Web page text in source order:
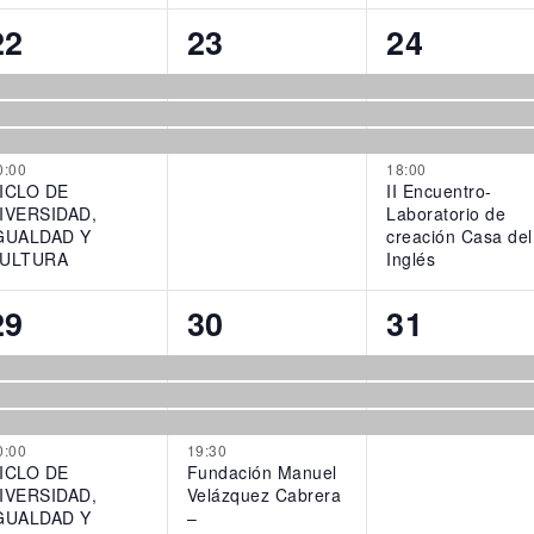
DE
Y
3
events,
23
4
events,
24
18:00
II Encuentro-
Laboratorio de
creación Casa del
Inglés
DE
Y
4
events,
30
19:30
Fundación Manuel
Velázquez Cabrera
–
3
events,
31